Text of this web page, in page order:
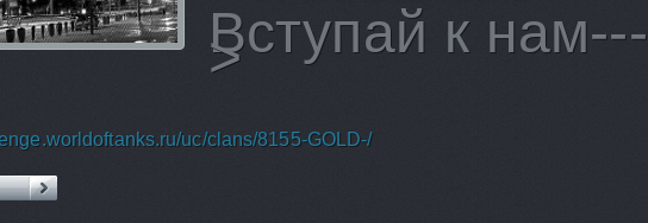
Вступай к нам---
>
uc/clans/8155-GOLD-/